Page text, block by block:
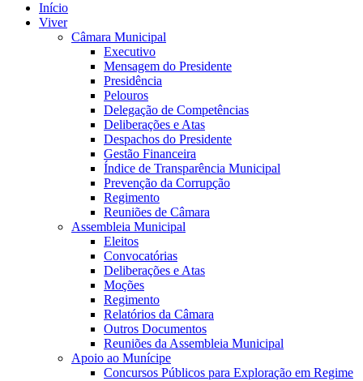
Início
Viver
Câmara Municipal
Executivo
Mensagem do Presidente
Presidência
Pelouros
Delegação de Competências
Deliberações e Atas
Despachos do Presidente
Gestão Financeira
Índice de Transparência Municipal
Prevenção da Corrupção
Regimento
Reuniões de Câmara
Assembleia Municipal
Eleitos
Convocatórias
Deliberações e Atas
Moções
Regimento
Relatórios da Câmara
Outros Documentos
Reuniões da Assembleia Municipal
Apoio ao Munícipe
Concursos Públicos para Exploração em Regime